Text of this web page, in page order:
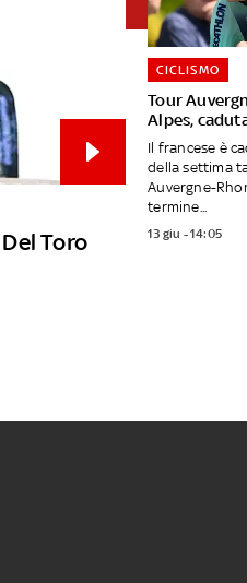
Toro
Tour
Alpes,
CICLISMO
Il francese è
della settima
Auvergne-
termine...
13 giu - 14:05